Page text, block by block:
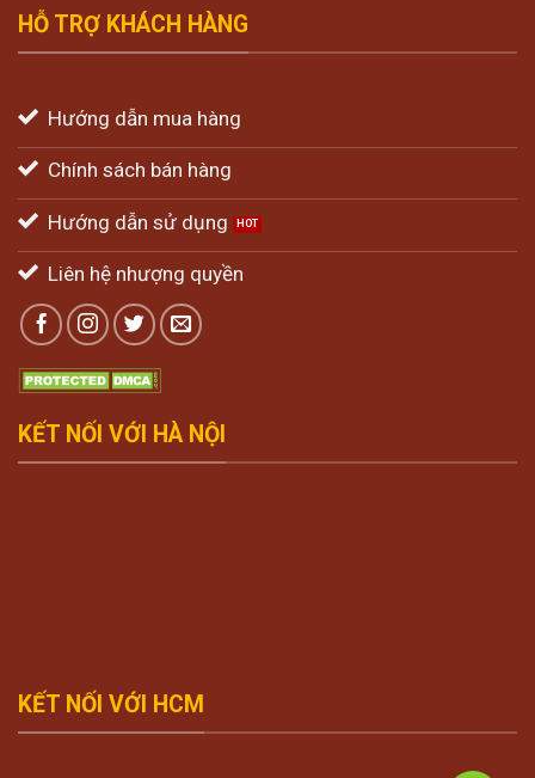
HỖ TRỢ KHÁCH HÀNG
Hướng dẫn mua hàng
Chính sách bán hàng
Hướng dẫn sử dụng
Liên hệ nhượng quyền
KẾT NỐI VỚI HÀ NỘI
KẾT NỐI VỚI HCM